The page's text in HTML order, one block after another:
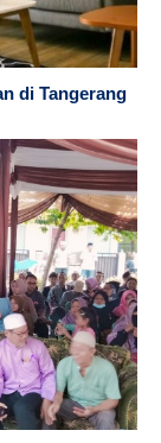
di Tangerang